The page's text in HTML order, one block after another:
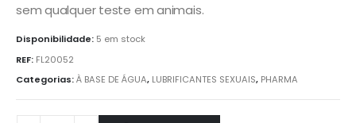
sem qualquer teste em animais.
Disponibilidade: 5 em stock
REF: FL20052
Categorias:À BASE DE ÁGUA, LUBRIFICANTES SEXUAIS, PHARMA